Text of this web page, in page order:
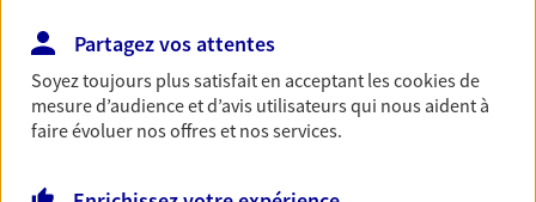
Retraite
Préparez sereinement ce nouveau chapitre de
votre vie avec les conseils d'un expert. Découvrez
notre solution PER (Plan Epargne Retraite)
Partagez vos attentes
Soyez toujours plus satisfait en acceptant lescookiesde
mesure d’audience et d’avis utilisateurs qui nous aident à
faire évoluer nos offres et nos services.